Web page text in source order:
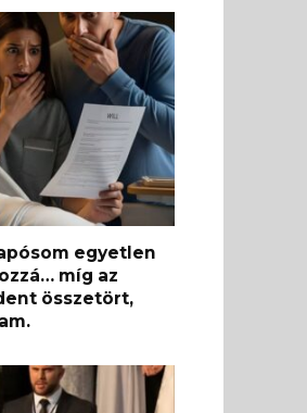
egyetlen
míg az
összetört,